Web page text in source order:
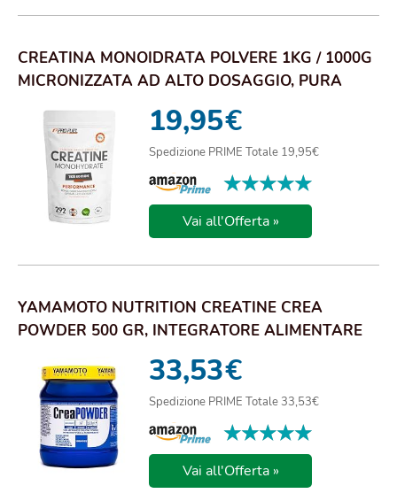
CREATINA MONOIDRATA POLVERE 1KG / 1000G
MICRONIZZATA AD ALTO DOSAGGIO, PURA
19,95€
Spedizione PRIME Totale 19,95€
★★★★★
★★★★★
Vai all'Offerta »
YAMAMOTO NUTRITION CREATINE CREA
POWDER 500 GR, INTEGRATORE ALIMENTARE
33,53€
Spedizione PRIME Totale 33,53€
★★★★★
★★★★★
Vai all'Offerta »